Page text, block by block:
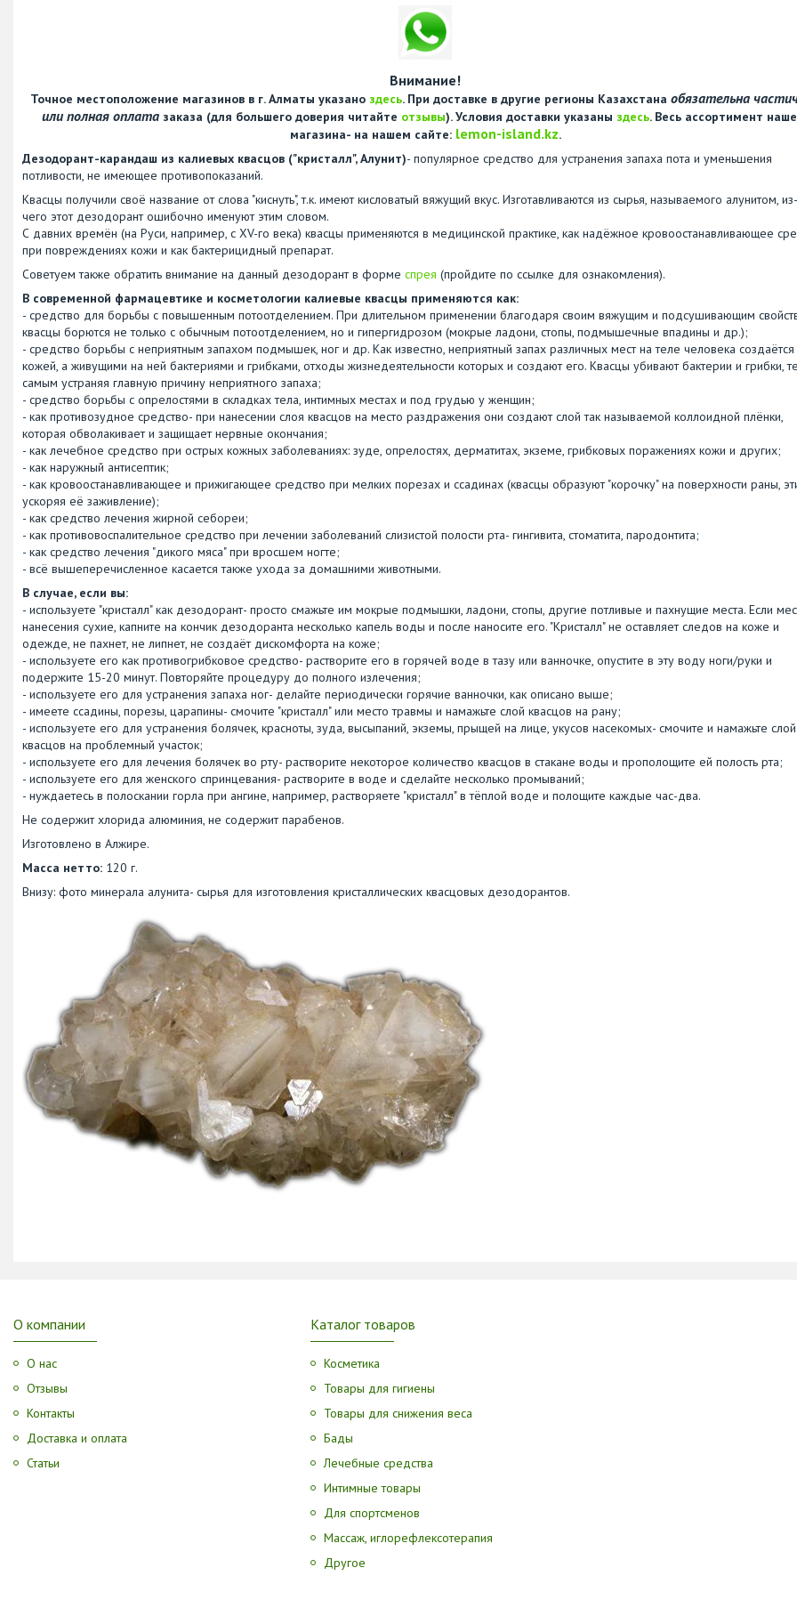
Внимание!
Точное местоположение магазинов в г. Алматы указано здесь. При доставке в другие регионы Казахстана обязательна
или полная оплатазаказа (для большего доверия читайте отзывы). Условия доставки указаны здесь. Весь ассортимент
магазина- на нашем сайте: lemon-island.kz.
Дезодорант-карандаш из калиевых квасцов ("кристалл", Алунит)- популярное средство для устранения запаха пота и уменьшения
потливости, не имеющее противопоказаний.
Квасцы получили своё название от слова "киснуть", т.к. имеют кисловатый вяжущий вкус. Изготавливаются из сырья, называемого алунитом,
чего этот дезодорант ошибочно именуют этим словом.
С давних времён (на Руси, например, с XV-го века) квасцы применяются в медицинской практике, как надёжное кровоостанавливающее
при повреждениях кожи и как бактерицидный препарат.
Советуем также обратить внимание на данный дезодорант в форме спрея (пройдите по ссылке для ознакомления).
В современной фармацевтике и косметологии калиевые квасцы применяются как:
- средство для борьбы с повышенным потоотделением. При длительном применении благодаря своим вяжущим и подсушивающим
квасцы борются не только с обычным потоотделением, но и гипергидрозом (мокрые ладони, стопы, подмышечные впадины и др.);
- средство борьбы с неприятным запахом подмышек, ног и др. Как известно, неприятный запах различных мест на теле человека создаётся
кожей, а живущими на ней бактериями и грибками, отходы жизнедеятельности которых и создают его. Квасцы убивают бактерии и грибки,
самым устраняя главную причину неприятного запаха;
- средство борьбы с опрелостями в складках тела, интимных местах и под грудью у женщин;
- как противозудное средство- при нанесении слоя квасцов на место раздражения они создают слой так называемой коллоидной плёнки,
которая обволакивает и защищает нервные окончания;
- как лечебное средство при острых кожных заболеваниях: зуде, опрелостях, дерматитах, экземе, грибковых поражениях кожи и других;
- как наружный антисептик;
- как кровоостанавливающее и прижигающее средство при мелких порезах и ссадинах (квасцы образуют "корочку" на поверхности раны,
ускоряя её заживление);
- как средство лечения жирной себореи;
- как противовоспалительное средство при лечении заболеваний слизистой полости рта- гингивита, стоматита, пародонтита;
- как средство лечения "дикого мяса" при вросшем ногте;
- всё вышеперечисленное касается также ухода за домашними животными.
В случае, если вы:
- используете "кристалл" как дезодорант- просто смажьте им мокрые подмышки, ладони, стопы, другие потливые и пахнущие места. Если
нанесения сухие, капните на кончик дезодоранта несколько капель воды и после наносите его. "Кристалл" не оставляет следов на коже и
одежде, не пахнет, не липнет, не создаёт дискомфорта на коже;
- используете его как противогрибковое средство- растворите его в горячей воде в тазу или ванночке, опустите в эту воду ноги/руки и
подержите 15-20 минут. Повторяйте процедуру до полного излечения;
- используете его для устранения запаха ног- делайте периодически горячие ванночки, как описано выше;
- имеете ссадины, порезы, царапины- смочите "кристалл" или место травмы и намажьте слой квасцов на рану;
- используете его для устранения болячек, красноты, зуда, высыпаний, экземы, прыщей на лице, укусов насекомых- смочите и намажьте слой
квасцов на проблемный участок;
- используете его для лечения болячек во рту- растворите некоторое количество квасцов в стакане воды и прополощите ей полость рта;
- используете его для женского спринцевания- растворите в воде и сделайте несколько промываний;
- нуждаетесь в полоскании горла при ангине, например, растворяете "кристалл" в тёплой воде и полощите каждые час-два.
Не содержит хлорида алюминия, не содержит парабенов.
Изготовлено в Алжире.
Масса нетто: 120 г.
Внизу: фото минерала алунита- сырья для изготовления кристаллических квасцовых дезодорантов.
О компании
О нас
Отзывы
Контакты
Доставка и оплата
Статьи
Каталог товаров
Косметика
Товары для гигиены
Товары для снижения веса
Бады
Лечебные средства
Интимные товары
Для спортсменов
Массаж, иглорефлексотерапия
Другое